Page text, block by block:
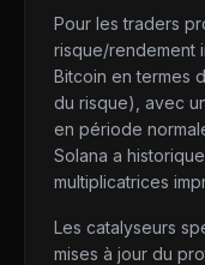
Pour les traders
risque/rendement
Bitcoin en termes
du risque), avec
en période
Solana a
multiplicatrices
Les catalyseurs
mises à jour du